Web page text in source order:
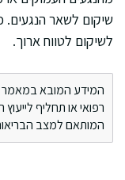
שיקום לשאר הנגעים.
לשיקום לטווח ארוך.
המידע המובא במאמר
רפואי או תחליף
המותאם למצב